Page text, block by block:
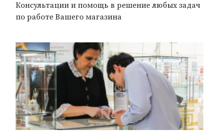
Консультации и помощь в решение любых задач
по работе Вашего магазина